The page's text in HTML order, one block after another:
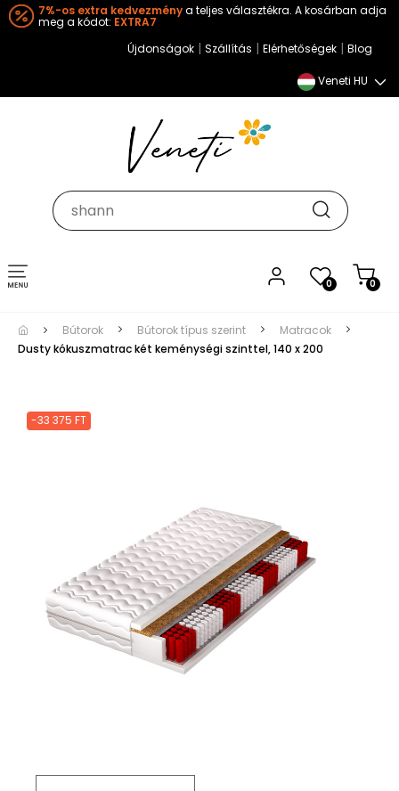
7%-os extra kedvezménya teljes választékra. A kosárban adja
meg a kódot: EXTRA7
Újdonságok | Szállítás | Elérhetőségek | Blog
Veneti HU
0 0
Toggle
navigation
Bútorok Bútorok típus szerint
Matracok
Dusty kókuszmatrac két keménységi szinttel, 140 x 200
-33 375 FT